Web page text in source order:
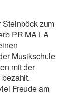
Steinböck zum
PRIMA LA
Musikschule
mit der
Freude am